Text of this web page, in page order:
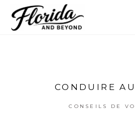
CONDUIRE
CONSEILS DE